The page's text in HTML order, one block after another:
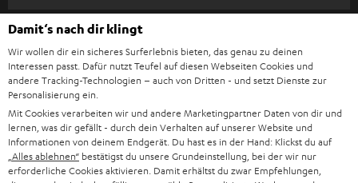
l
d
u
n
g
SOUNDBAR
HIFI-LAUTSPRECHER
SMART HOME
BLUETOOTH-LAUTSPRECHER
SUPPORT
KARRIERE
PRESSE & MARKETING
GESCHÄFTSKUNDEN
PARTNERPROGRAMM
Teufel Onlineshops
DEUTSCHLAND
ÖSTERREICH
SCHWEIZ
Damit‘s nach dir klingt
Wir wollen dir ein sicheres Surferlebnis bieten, das genau zu deinen
Interessen passt. Dafür nutzt Teufel auf diesen Webseiten Cookies und
andere Tracking-Technologien – auch von Dritten - und setzt Dienste zur
Personalisierung ein.
Mit Cookies verarbeiten wir und andere Marketingpartner Daten von dir und
lernen, was dir gefällt - durch dein Verhalten auf unserer Website und
Informationen von deinem Endgerät. Du hast es in der Hand: Klickst du auf
„Alles ablehnen“ bestätigst du unsere Grundeinstellung, bei der wir nur
erforderliche Cookies aktivieren. Damit erhältst du zwar Empfehlungen,